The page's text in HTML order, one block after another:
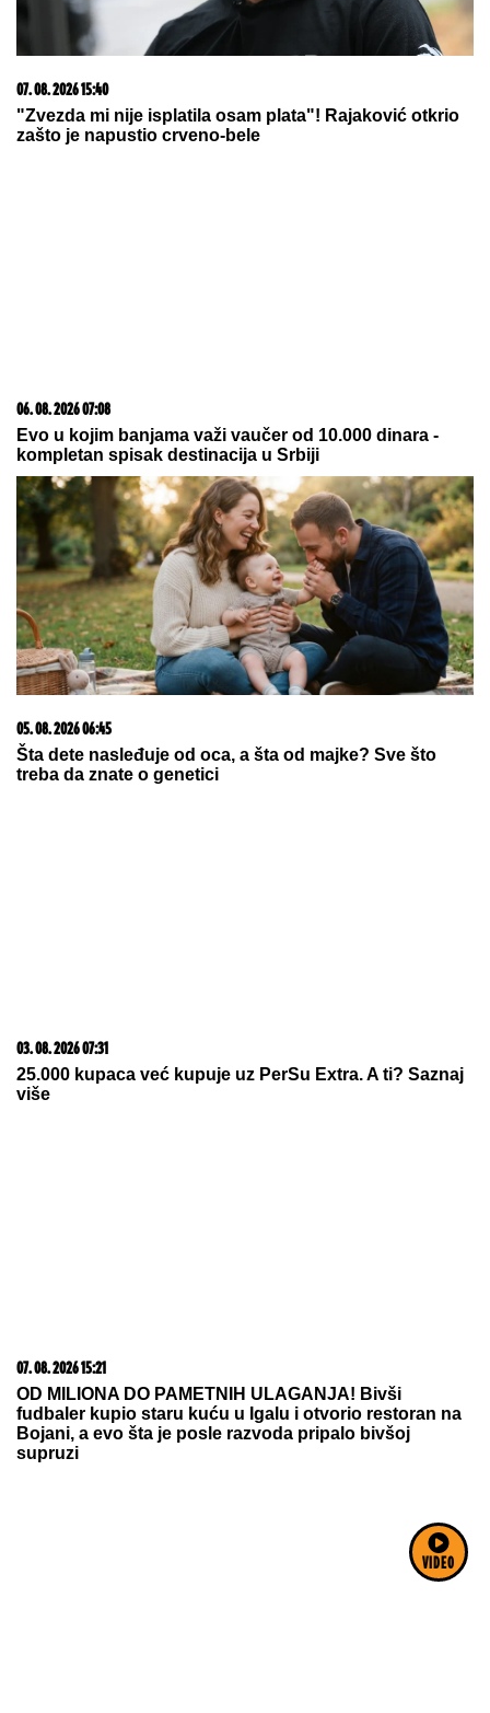
VIDEO
07. 08. 2026 15:40
"Zvezda mi nije isplatila osam plata"! Rajaković otkrio
zašto je napustio crveno-bele
06. 08. 2026 07:08
Evo u kojim banjama važi vaučer od 10.000 dinara -
kompletan spisak destinacija u Srbiji
05. 08. 2026 06:45
Šta dete nasleđuje od oca, a šta od majke? Sve što
treba da znate o genetici
03. 08. 2026 07:31
25.000 kupaca već kupuje uz PerSu Extra. A ti? Saznaj
više
07. 08. 2026 15:21
OD MILIONA DO PAMETNIH ULAGANJA! Bivši
fudbaler kupio staru kuću u Igalu i otvorio restoran na
Bojani, a evo šta je posle razvoda pripalo bivšoj
supruzi